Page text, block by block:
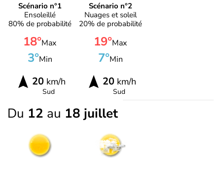
Scénario n°1
Ensoleillé
80% de probabilité
18°Max
3°Min
20km/h
Sud
Scénario n°2
Nuages et soleil
20% de probabilité
19°Max
7°Min
20km/h
Sud
Du 12 au 18 juillet